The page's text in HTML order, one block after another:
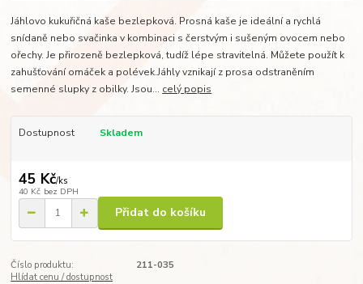
Jáhlovo kukuřičná kaše bezlepková. Prosná kaše je ideální a rychlá
snídaně nebo svačinka v kombinaci s čerstvým i sušeným ovocem nebo
ořechy. Je přirozeně bezlepková, tudíž lépe stravitelná. Můžete použít k
zahušťování omáček a polévek.Jáhly vznikají z prosa odstraněním
semenné slupky z obilky. Jsou... celý popis
Dostupnost Skladem
45 Kč/ks
40 Kč bez DPH
Přidat do košíku
Číslo produktu:
211-035
Hlídat cenu / dostupnost